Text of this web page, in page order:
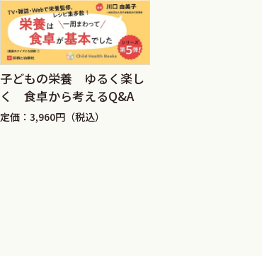
子どもの栄養 ゆるく楽し
く 食卓から考えるQ&A
定価：3,960円（税込）